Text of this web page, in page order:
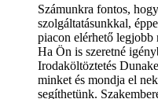
Számunkra fontos,
szolgáltatásunkkal,
piacon elérhető legjobb
Ha Ön is szeretné
Irodaköltöztetés
minket és mondja el
segíthetünk.